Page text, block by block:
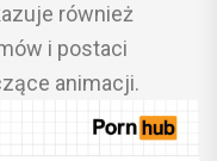
również
i postaci
animacji.